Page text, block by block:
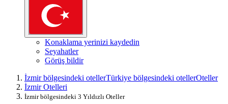
Konaklama yerinizi kaydedin
Seyahatler
Görüş bildir
İzmir bölgesindeki otellerTürkiye bölgesindeki otellerOteller
İzmir Otelleri
İzmir bölgesindeki 3 Yıldızlı Oteller